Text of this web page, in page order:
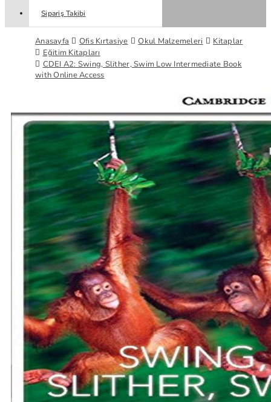
Sipariş Takibi
Anasayfa Ofis Kırtasiye Okul Malzemeleri
Kitaplar
Eğitim Kitapları
CDEI A2: Swing, Slither, Swim Low Intermediate Book
with Online Access